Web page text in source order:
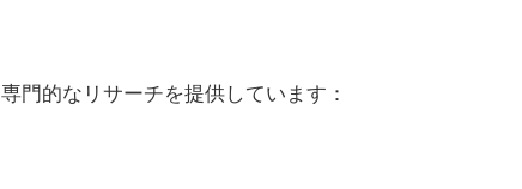
門的なリサーチを提供しています：